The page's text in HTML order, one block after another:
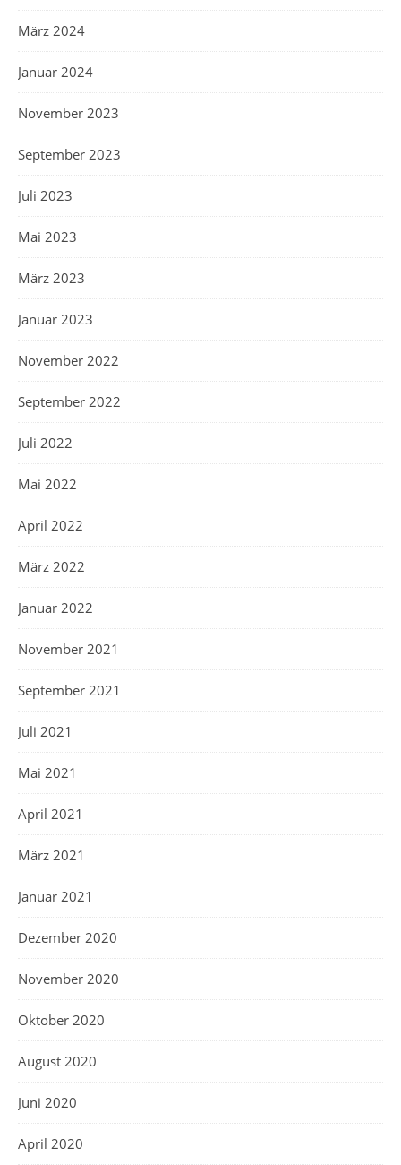
März 2024
Januar 2024
November 2023
September 2023
Juli 2023
Mai 2023
März 2023
Januar 2023
November 2022
September 2022
Juli 2022
Mai 2022
April 2022
März 2022
Januar 2022
November 2021
September 2021
Juli 2021
Mai 2021
April 2021
März 2021
Januar 2021
Dezember 2020
November 2020
Oktober 2020
August 2020
Juni 2020
April 2020